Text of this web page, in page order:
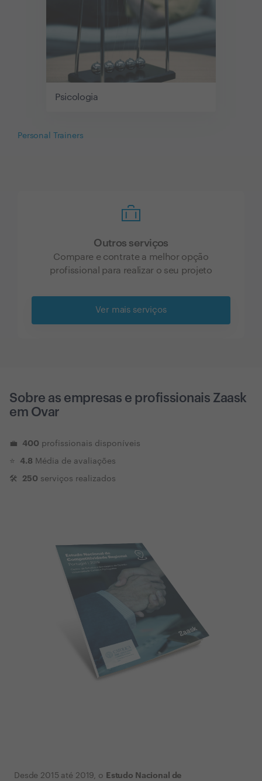
Psicologia
Personal Trainers
Outros serviços
Compare e contrate a melhor opção
profissional para realizar o seu projeto
Ver mais serviços
Sobre as empresas e profissionais Zaask
em Ovar
💼 400 profissionais disponíveis
⭐️ 4.8 Média de avaliações
🛠 250 serviços realizados
Desde 2015 até 2019, o Estudo Nacional de